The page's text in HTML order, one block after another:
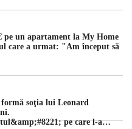
pe un apartament la My Home
care a urmat: "Am început să
soţia lui Leonard
pe care l-a